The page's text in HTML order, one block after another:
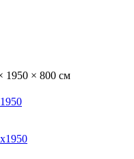
1950 × 800 см